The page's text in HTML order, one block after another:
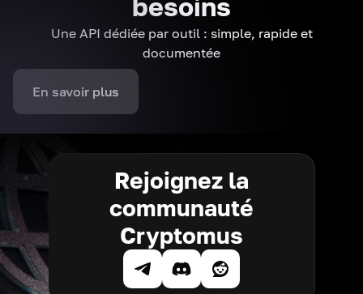
besoins
Une API dédiée par outil : simple, rapide et
documentée
En savoir plus
Rejoignez la
communauté
Cryptomus